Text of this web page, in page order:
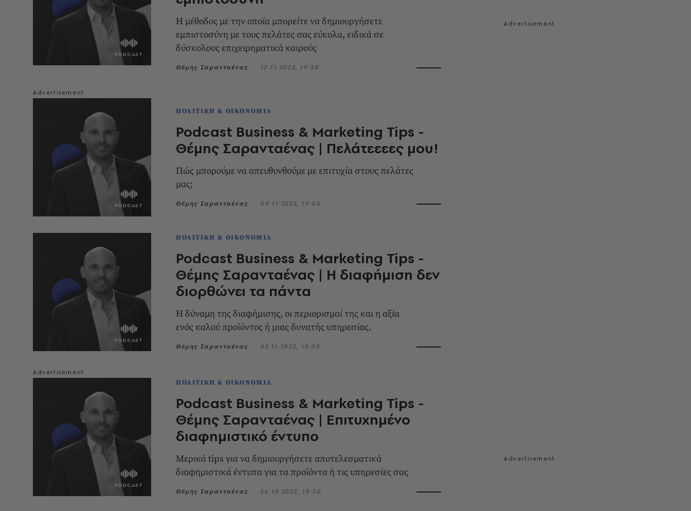
H μέθοδος με την οποία μπορείτε να δημιουργήσετε
εμπιστοσύνη με τους πελάτες σας εύκολα, ειδικά σε
δύσκολους επιχειρηματικά καιρούς
Θέμης Σαρανταένας 17.11.2022, 19:30
ΠΟΛΙΤΙΚΗ & ΟΙΚΟΝΟΜΙΑ
Podcast Business & Marketing Tips -
Θέμης Σαρανταένας | Πελάτεεεες μου!
Πώς μπορούμε να απευθυνθούμε με επιτυχία στους πελάτες
μας;
Θέμης Σαρανταένας 09.11.2022, 19:30
ΠΟΛΙΤΙΚΗ & ΟΙΚΟΝΟΜΙΑ
Podcast Business & Marketing Tips -
Θέμης Σαρανταένας | Η διαφήμιση δεν
διορθώνει τα πάντα
Η δύναμη της διαφήμισης, οι περιορισμoί της και η αξία
ενός καλού προϊόντος ή μιας δυνατής υπηρεσίας.
Θέμης Σαρανταένας 02.11.2022, 19:30
ΠΟΛΙΤΙΚΗ & ΟΙΚΟΝΟΜΙΑ
Podcast Business & Marketing Tips -
Θέμης Σαρανταένας | Επιτυχημένο
διαφημιστικό έντυπο
Μερικά tips για να δημιουργήσετε αποτελεσματικά
διαφημιστικά έντυπα για τα προϊόντα ή τις υπηρεσίες σας
Θέμης Σαρανταένας 26.10.2022, 19:30